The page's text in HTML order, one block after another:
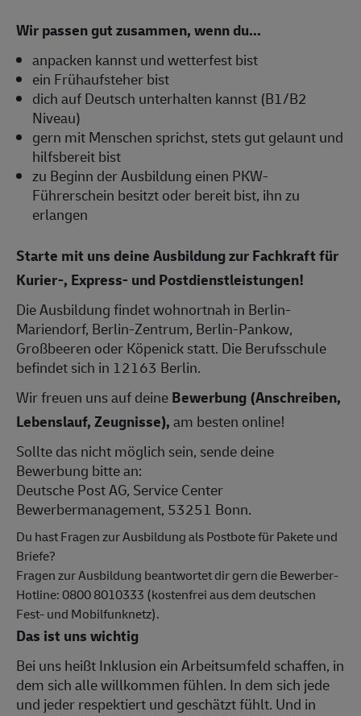
Wir passen gut zusammen, wenn du...
anpacken kannst und wetterfest bist
ein Frühaufsteher bist
dich auf Deutsch unterhalten kannst (B1/B2
Niveau)
gern mit Menschen sprichst, stets gut gelaunt und
hilfsbereit bist
zu Beginn der Ausbildung einen PKW-
Führerschein besitzt oder bereit bist, ihn zu
erlangen
Starte mit uns deine Ausbildung zur Fachkraft für
Kurier-, Express- und Postdienstleistungen!
Die Ausbildung findet wohnortnah in Berlin-
Mariendorf, Berlin-Zentrum, Berlin-Pankow,
Großbeeren oder Köpenick statt. Die Berufsschule
befindet sich in 12163 Berlin.
Wir freuen uns auf deineBewerbung (Anschreiben,
Lebenslauf, Zeugnisse),am besten online!
Sollte das nicht möglich sein, sende deine
Bewerbung bitte an:
Deutsche Post AG, Service Center
Bewerbermanagement, 53251 Bonn.
Du hast Fragen zur Ausbildung als Postbote für Pakete und
Briefe?
Fragen zur Ausbildung beantwortet dir gern die Bewerber-
Hotline: 0800 8010333 (kostenfrei aus dem deutschen
Fest- und Mobilfunknetz).
Das ist uns wichtig
Bei uns heißt Inklusion ein Arbeitsumfeld schaffen, in
dem sich alle willkommen fühlen. In dem sich jede
und jeder respektiert und geschätzt fühlt. Und in